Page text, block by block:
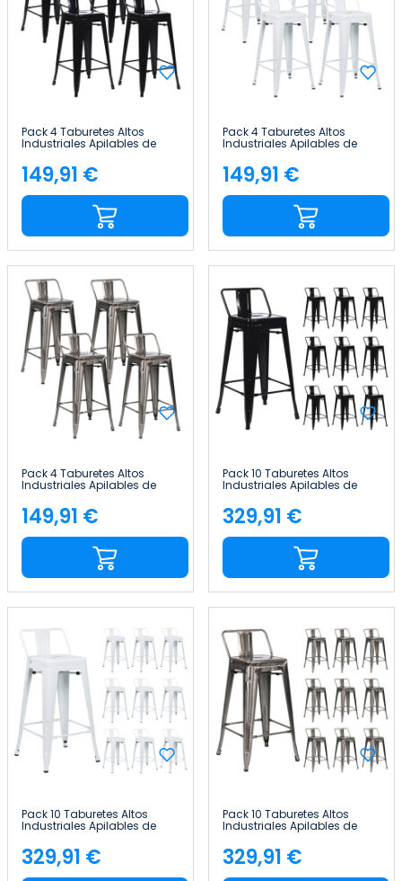
Pack 4 Taburetes Altos
Industriales Apilables de
Acero 41x41x85cm Thinia
Home
Precio
149,91 €
Pack 4 Taburetes Altos
Industriales Apilables de
Acero 41x41x85cm Thinia
Home
Precio
149,91 €
Pack 4 Taburetes Altos
Industriales Apilables de
Acero 41x41x85cm Thinia
Home
Precio
149,91 €
Pack 10 Taburetes Altos
Industriales Apilables de
Acero 41x41x85cm Thinia
Home
Precio
329,91 €
Pack 10 Taburetes Altos
Industriales Apilables de
Acero 41x41x85cm Thinia
Home
Precio
329,91 €
Pack 10 Taburetes Altos
Industriales Apilables de
Acero 41x41x85cm Thinia
Home
Precio
329,91 €